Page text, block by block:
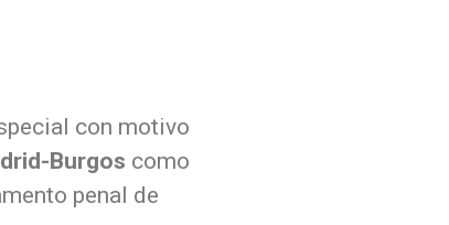
con motivo
Burgos como
penal de